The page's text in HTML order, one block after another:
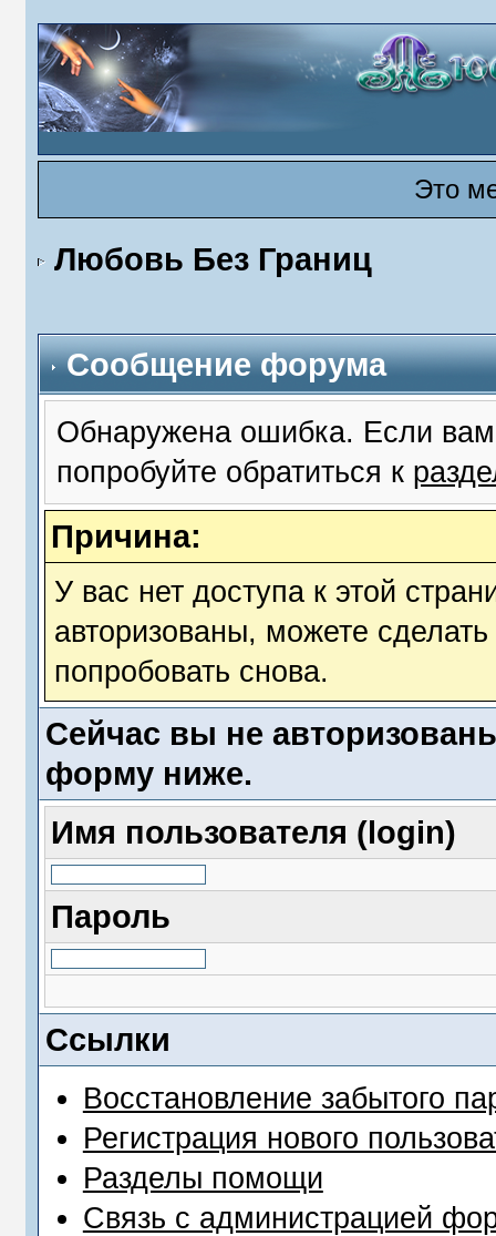
Это
Любовь Без Границ
Сообщение форума
Обнаружена ошибка. Если
попробуйте обратиться к
Причина:
У вас нет доступа к этой
авторизованы, можете
попробовать снова.
Сейчас вы не
форму ниже.
Имя пользователя (login)
Пароль
Ссылки
Восстановление забытого
Регистрация нового
Разделы помощи
Связь с администрацией